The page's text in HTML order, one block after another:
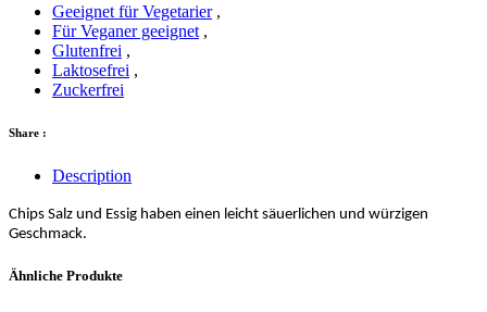
Geeignet für Vegetarier,
Für Veganer geeignet ,
Glutenfrei ,
Laktosefrei ,
Zuckerfrei
Share :
Description
Chips Salz und Essig haben einen leicht säuerlichen und würzigen
Geschmack.
Ähnliche Produkte